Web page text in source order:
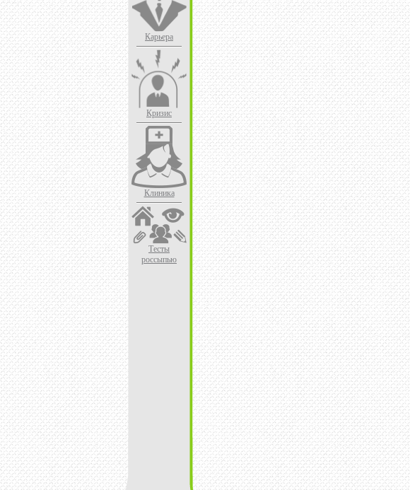
Карьера
Кризис
Клиника
Тесты
россыпью